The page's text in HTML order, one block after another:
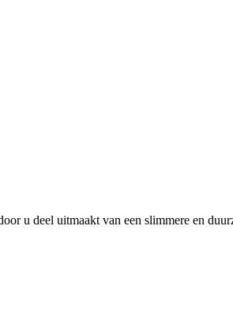
u deel uitmaakt van een slimmere en